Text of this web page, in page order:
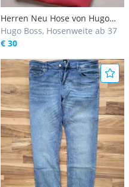
Herren Neu Hose von Hugo
Boss
Hugo Boss, Hosenweite ab 37
€ 30